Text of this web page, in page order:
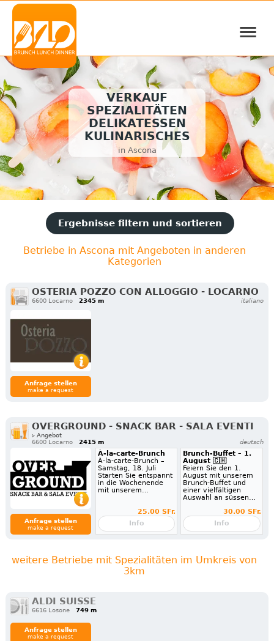
≡
VERKAUF
SPEZIALITÄTEN
DELIKATESSEN
KULINARISCHES
in Ascona
Ergebnisse filtern und sortieren
Betriebe in Ascona mit Angeboten in anderen
Kategorien
OSTERIA POZZO CON ALLOGGIO - LOCARNO
6600 Locarno 2345 m italiano
Anfrage stellen
make a request
OVERGROUND - SNACK BAR - SALA EVENTI
▹ Angebot
6600 Locarno
2415 m deutsch
Anfrage stellen
make a request
À-la-carte-Brunch
À-la-carte-Brunch –
Samstag, 18. Juli
Starten Sie entspannt
in die Wochenende
mit unserem…
25.00 SFr.
Info
Brunch-Buffet – 1.
August 🇨🇭
Feiern Sie den 1.
August mit unserem
Brunch-Buffet und
einer vielfältigen
Auswahl an süssen…
30.00 SFr.
Info
weitere Betriebe mit Spezialitäten im Umkreis von
3km
ALDI SUISSE
6616 Losone 749 m
Anfrage stellen
make a request